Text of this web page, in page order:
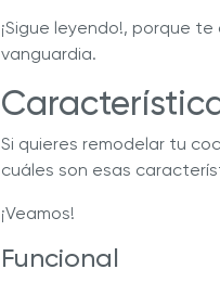
¡Sigue leyendo!, porque
vanguardia.
Si quieres remodelar tu
cuáles son esas
¡Veamos!
Funcional